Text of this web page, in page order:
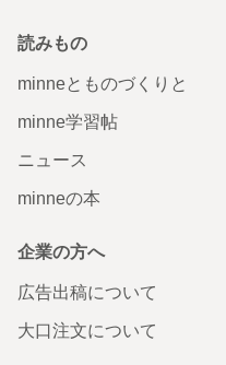
読みもの
minneとものづくりと
minne学習帖
ニュース
minneの本
企業の方へ
広告出稿について
大口注文について